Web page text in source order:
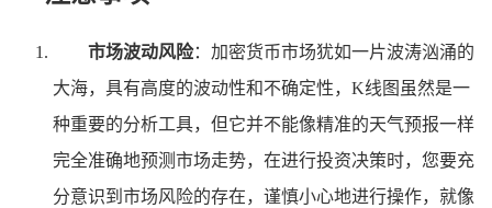
市场波动风险：加密货币市场犹如一片波涛汹涌的
大海，具有高度的波动性和不确定性，K线图虽然是一
种重要的分析工具，但它并不能像精准的天气预报一样
完全准确地预测市场走势，在进行投资决策时，您要充
分意识到市场风险的存在，谨慎小心地进行操作，就像